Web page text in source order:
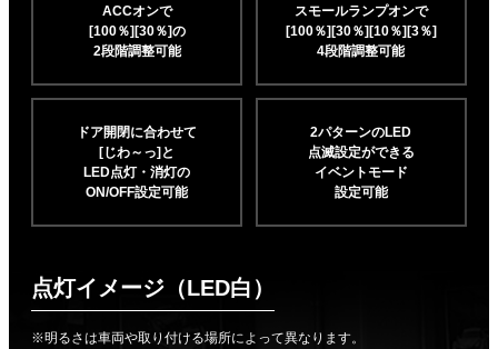
ACCオンで
[100％][30％]の
2段階調整可能
スモールランプオンで
[100％][30％][10％][3％]
4段階調整可能
ドア開閉に合わせて
[じわ～っ]と
LED点灯・消灯の
ON/OFF設定可能
2パターンのLED
点滅設定ができる
イベントモード
設定可能
点灯イメージ（LED白）
※明るさは車両や取り付ける場所によって異なります。